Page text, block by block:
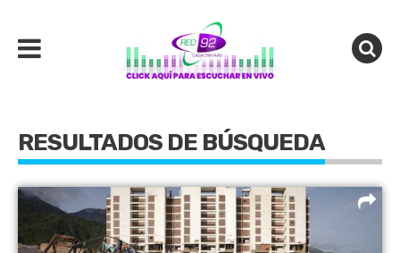
RESULTADOS DE BÚSQUEDA